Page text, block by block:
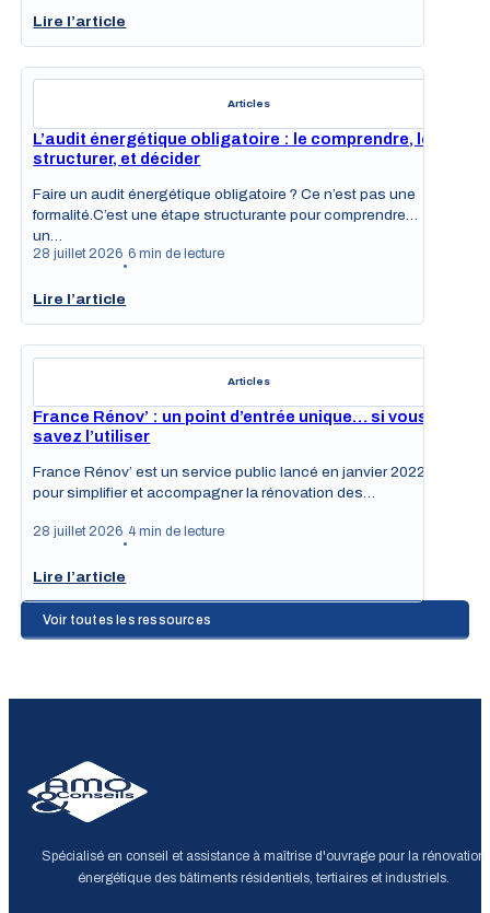
Lire l’article
Articles
L’audit énergétique obligatoire : le comprendre, le
structurer, et décider
Faire un audit énergétique obligatoire ? Ce n’est pas une
formalité.C’est une étape structurante pour comprendre
un…
28 juillet 2026
•
6 min de lecture
Lire l’article
Articles
France Rénov’ : un point d’entrée unique… si vous
savez l’utiliser
France Rénov’ est un service public lancé en janvier 2022
pour simplifier et accompagner la rénovation des…
28 juillet 2026
•
4 min de lecture
Lire l’article
Voir toutes les ressources
Spécialisé en conseil et assistance à maîtrise d'ouvrage pour la rénovation
énergétique des bâtiments résidentiels, tertiaires et industriels.